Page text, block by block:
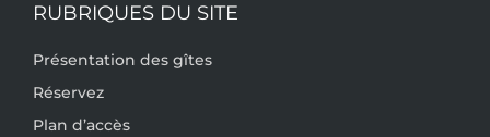
RUBRIQUES DU SITE
Présentation des gîtes
Réservez
Plan d’accès